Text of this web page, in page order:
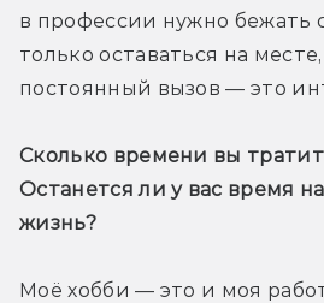
в профессии нужно бежать
только оставаться на месте,
постоянный вызов — это
Сколько времени вы
Останется ли у вас время
жизнь?
Моё хобби — это и моя